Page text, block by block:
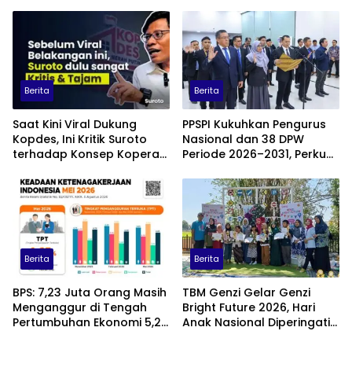
Pesantren
Berita
Saat Kini Viral Dukung
Kopdes, Ini Kritik Suroto
terhadap Konsep Koperasi
Berita
PPSPI Kukuhkan Pengurus
Nasional dan 38 DPW
Periode 2026–2031, Perkuat
Publik
Berita
BPS: 7,23 Juta Orang Masih
Menganggur di Tengah
Pertumbuhan Ekonomi 5,29
Berita
TBM Genzi Gelar Genzi
Bright Future 2026, Hari
Anak Nasional Diperingati